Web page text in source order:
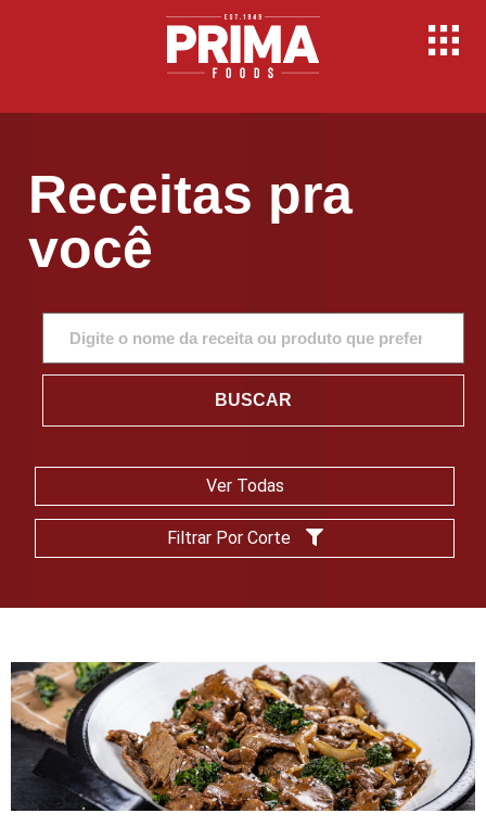
Receitas pra
você
Ver Todas
Filtrar Por Corte
BUSCAR